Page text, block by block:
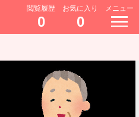
閲覧履歴
0
お気に入り
0
メニュー